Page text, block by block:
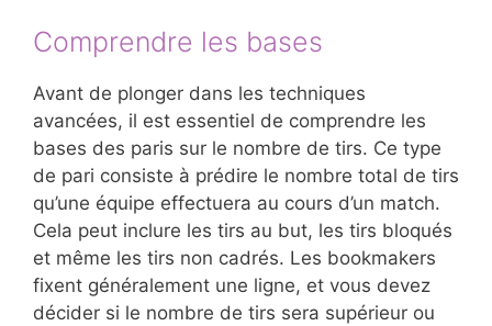
Comprendre les bases
Avant de plonger dans les techniques
avancées, il est essentiel de comprendre les
bases des paris sur le nombre de tirs. Ce type
de pari consiste à prédire le nombre total de tirs
qu’une équipe effectuera au cours d’un match.
Cela peut inclure les tirs au but, les tirs bloqués
et même les tirs non cadrés. Les bookmakers
fixent généralement une ligne, et vous devez
décider si le nombre de tirs sera supérieur ou